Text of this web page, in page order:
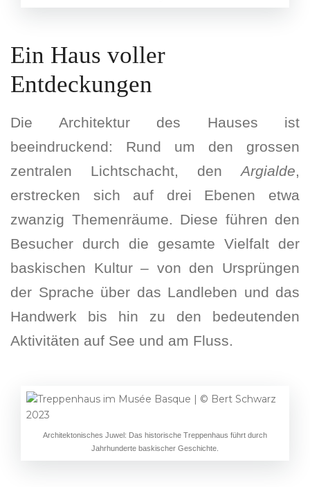
Ein Haus voller
Entdeckungen
Die Architektur des Hauses ist
beeindruckend: Rund um den grossen
zentralen Lichtschacht, den Argialde
erstrecken sich auf drei Ebenen etwa
zwanzig Themenräume. Diese führen den
Besucher durch die gesamte Vielfalt der
baskischen Kultur – von den Ursprüngen
der Sprache über das Landleben und das
Handwerk bis hin zu den bedeutenden
Aktivitäten auf See und am Fluss.
Architektonisches Juwel: Das historische Treppenhaus führt durch
Jahrhunderte baskischer Geschichte.